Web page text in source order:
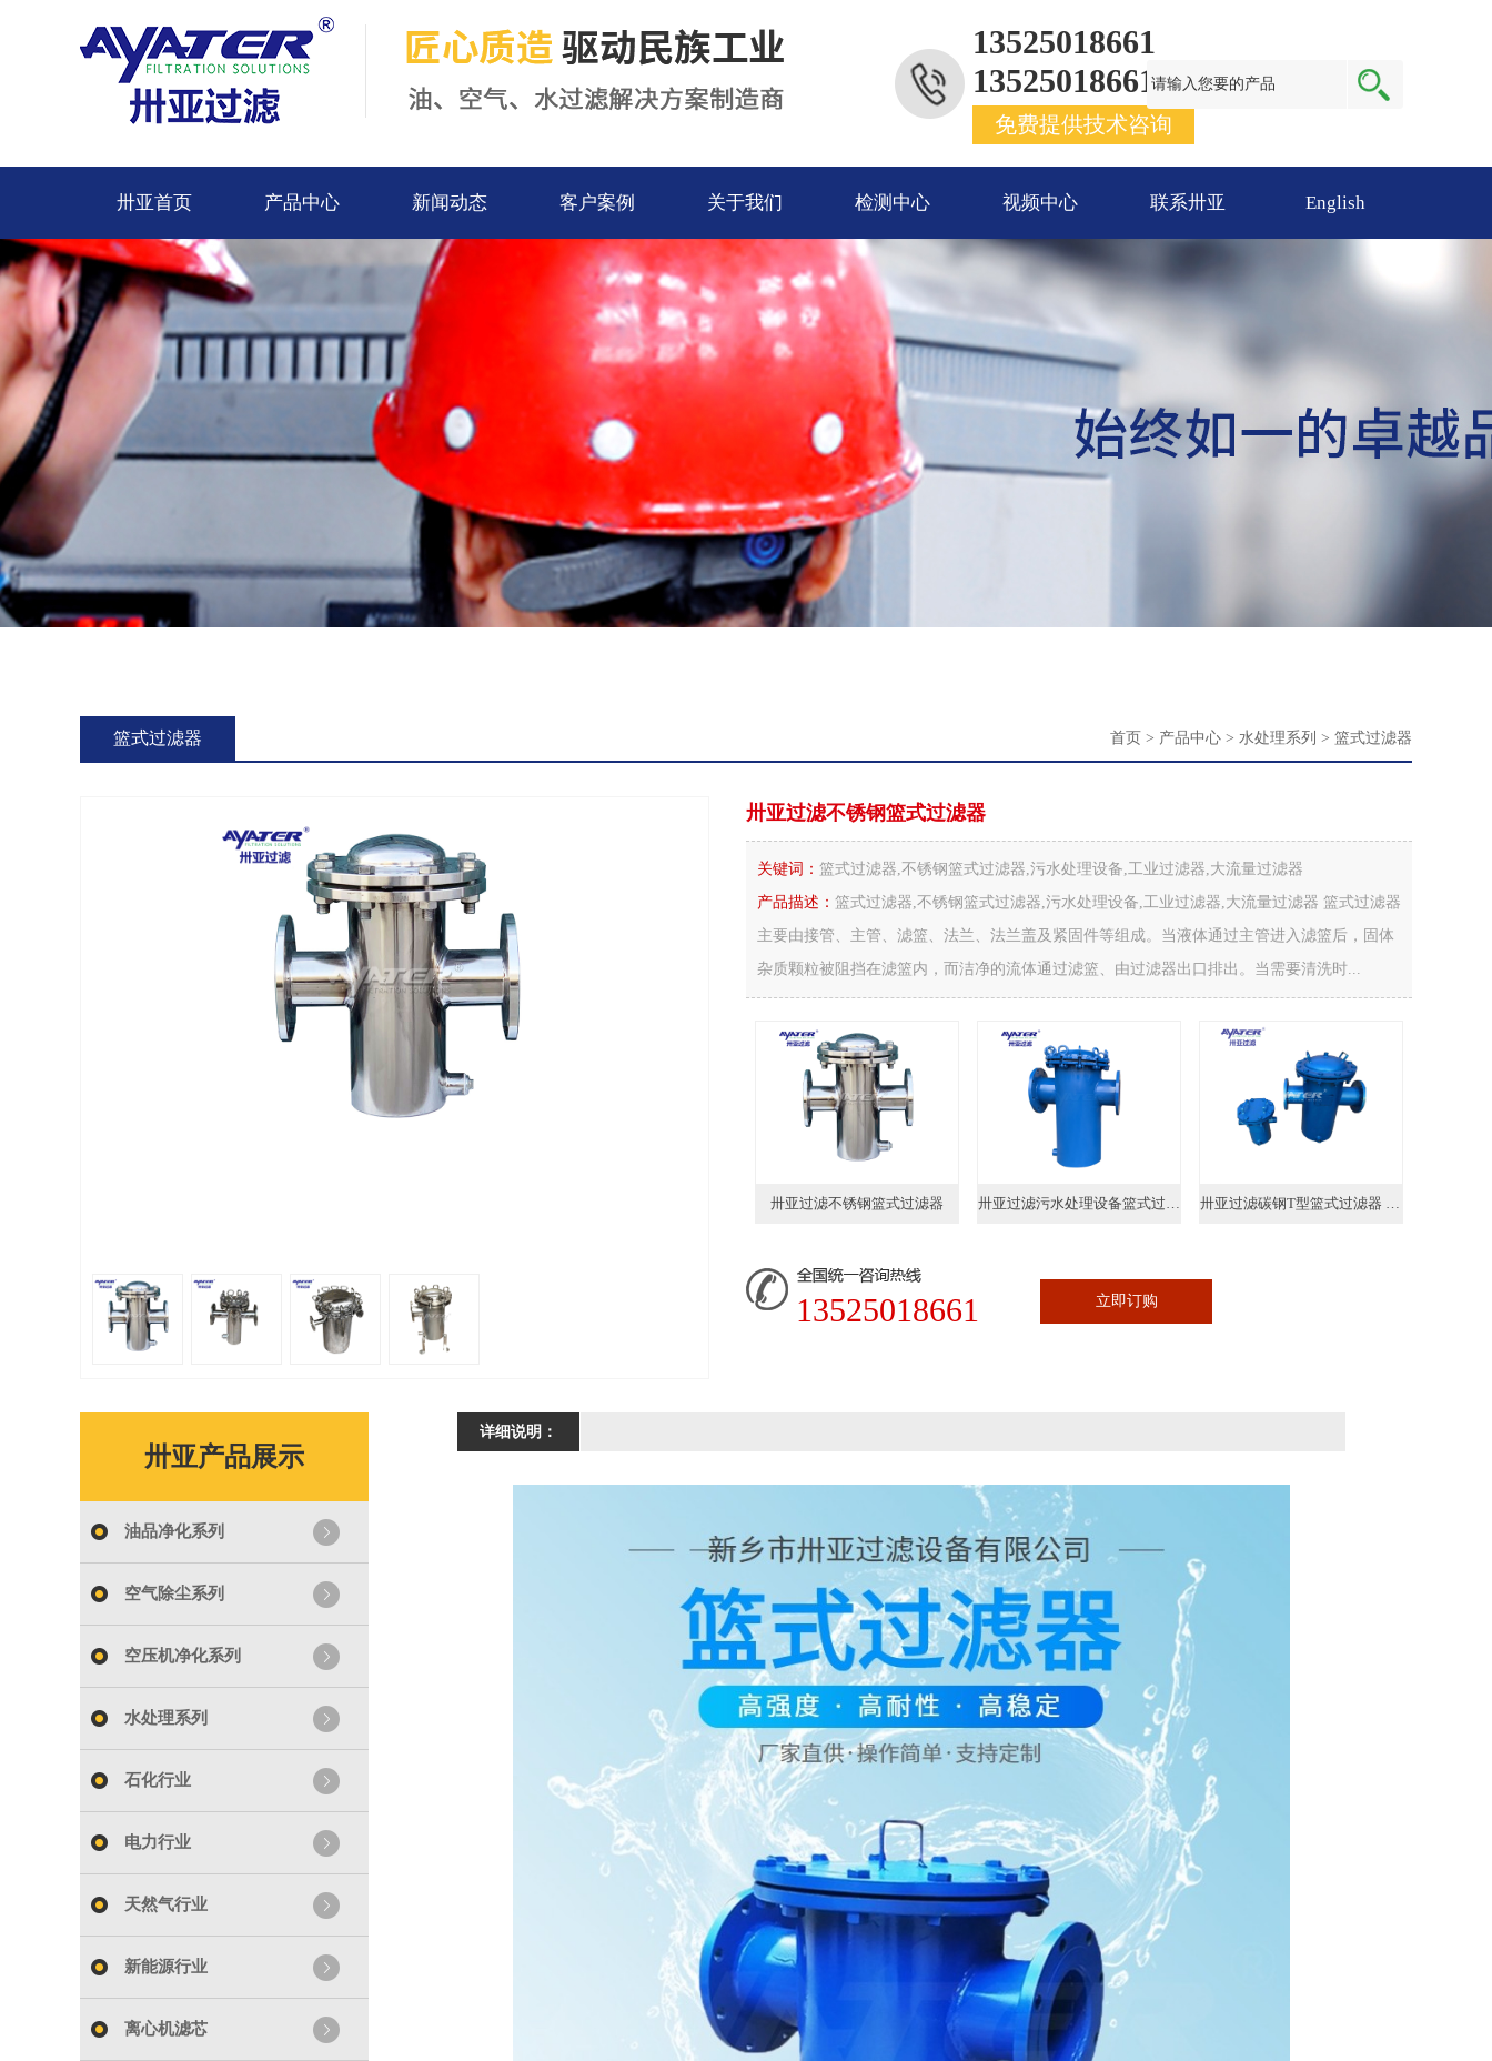
13525018661
13525018661
免费提供技术咨询
卅亚首页 产品中心 新闻动态 客户案例 关于我们 检测中心 视频中心 联系卅亚 English
篮式过滤器 首页 > 产品中心 > 水处理系列 > 篮式过滤器
卅亚过滤不锈钢篮式过滤器
关键词： 篮式过滤器,不锈钢篮式过滤器,污水处理设备,工业过滤器,大流量过滤器
产品描述： 篮式过滤器,不锈钢篮式过滤器,污水处理设备,工业过滤器,大流量过滤器 篮式过滤器
主要由接管、主管、滤篮、法兰、法兰盖及紧固件等组成。当液体通过主管进入滤篮后，固体
杂质颗粒被阻挡在滤篮内，而洁净的流体通过滤篮、由过滤器出口排出。当需要清洗时...
卅亚过滤不锈钢篮式过滤器
13525018661 立即订购
卅亚产品展示
油品净化系列
空气除尘系列
空压机净化系列
水处理系列
石化行业
电力行业
天然气行业
新能源行业
离心机滤芯
详细说明：